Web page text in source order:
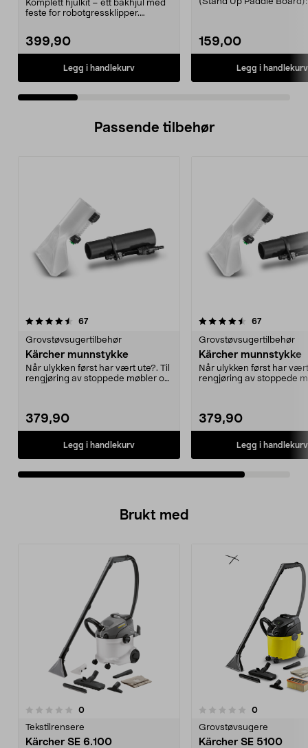
Komplett hjulkit – ett bakhjul med
feste for robotgressklipper.
399,90
Legg i handlekurv
159,00
Legg i handlekurv
Passende tilbehør
67anmeldelser
Grovstøvsugertilbehør
Kärcher munnstykke
Når ulykken først har vært ute?. Til
rengjøring av stoppede møbler og
379,90
Legg i handlekurv
4.5av 5 stjerner 67
Grovstøvsugertilbehør
Kärcher munnstykke
Når ulykken først har
rengjøring av stoppede
379,90
Legg i handlekurv
Brukt med
0anmeldelser
Tekstilrensere
Kärcher SE 6.100
0.0 av 5 stjerner 0anmeldelser
Grovstøvsugere
Kärcher SE 5100